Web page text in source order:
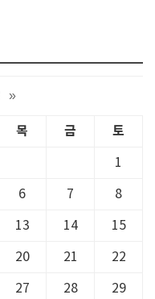
»
목 금 토
1
6 7 8
13 14 15
20 21 22
27 28 29